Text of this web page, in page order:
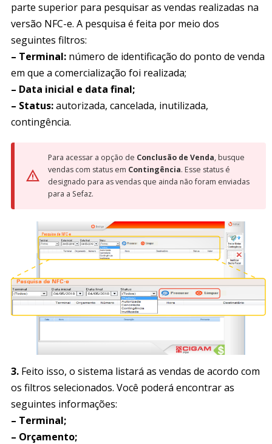
parte superior para pesquisar as vendas realizadas na
versão NFC-e. A pesquisa é feita por meio dos
seguintes filtros:
– Terminal: número de identificação do ponto de venda
em que a comercialização foi realizada;
– Data inicial e data final;
– Status:autorizada, cancelada, inutilizada,
contingência.
Para acessar a opção de Conclusão de Venda, busque
vendas com status em Contingência. Esse status é
designado para as vendas que ainda não foram enviadas
para a Sefaz.
3. Feito isso, o sistema listará as vendas de acordo com
os filtros selecionados. Você poderá encontrar as
seguintes informações:
– Terminal;
– Orçamento;